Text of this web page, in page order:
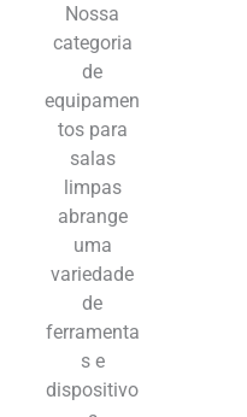
Nossa
categoria
de
equipamen
tos para
salas
limpas
abrange
uma
variedade
de
ferramenta
s e
dispositivo